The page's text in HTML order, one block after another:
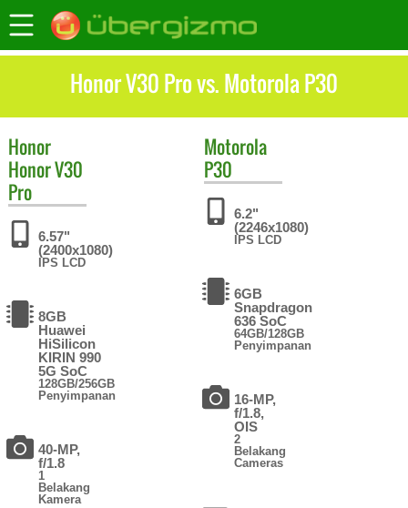
Honor V30 Pro vs. Motorola P30
Honor
Honor V30
Pro
6.57"
(2400x1080)
IPS LCD
8GB
Huawei
HiSilicon
KIRIN 990
5G SoC
128GB/256GB
Penyimpanan
40-MP,
f/1.8
1
Belakang
Kamera
Motorola
P30
6.2"
(2246x1080)
IPS LCD
6GB
Snapdragon
636 SoC
64GB/128GB
Penyimpanan
16-MP,
f/1.8,
OIS
2
Belakang
Cameras